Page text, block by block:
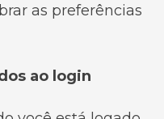
as preferências
ao login